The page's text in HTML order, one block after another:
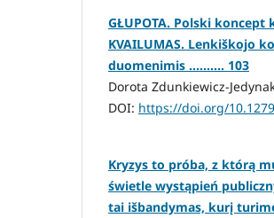
GŁUPOTA. Polski
KVAILUMAS. Lenkiškojo
duomenimis .......... 103
Dorota Zdunkiewicz-
DOI: https://doi.org/
Kryzys to próba, z którą
świetle wystąpień
tai išbandymas, kurį